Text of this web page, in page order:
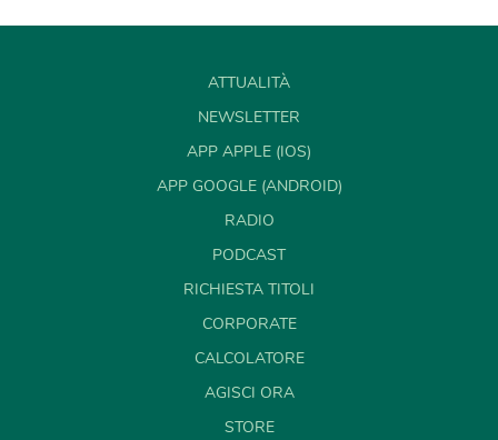
ATTUALITÀ
NEWSLETTER
APP APPLE (IOS)
APP GOOGLE (ANDROID)
RADIO
PODCAST
RICHIESTA TITOLI
CORPORATE
CALCOLATORE
AGISCI ORA
STORE